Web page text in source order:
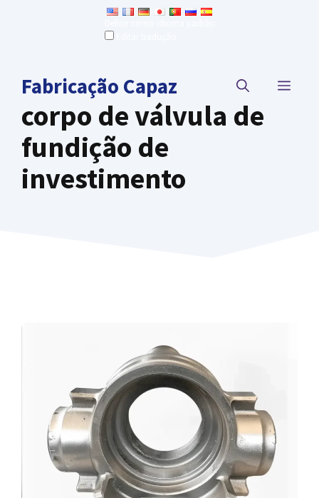
Editar tradução
Fabricação Capaz
corpo de válvula de
fundição de
investimento